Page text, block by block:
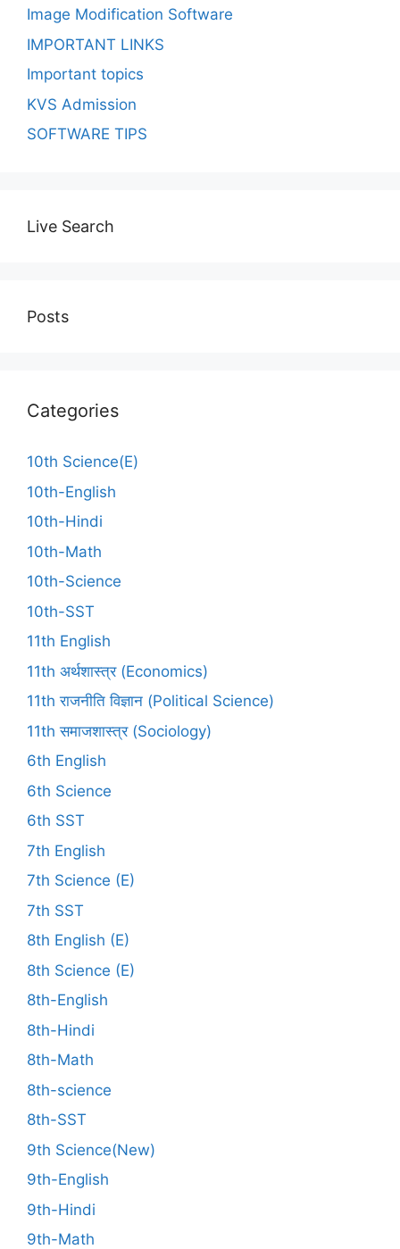
Image Modification Software
IMPORTANT LINKS
Important topics
KVS Admission
SOFTWARE TIPS
Live Search
Posts
Categories
10th Science(E)
10th-English
10th-Hindi
10th-Math
10th-Science
10th-SST
11th English
11th अर्थशास्त्र (Economics)
11th राजनीति विज्ञान (Political Science)
11th समाजशास्त्र (Sociology)
6th English
6th Science
6th SST
7th English
7th Science (E)
7th SST
8th English (E)
8th Science (E)
8th-English
8th-Hindi
8th-Math
8th-science
8th-SST
9th Science(New)
9th-English
9th-Hindi
9th-Math